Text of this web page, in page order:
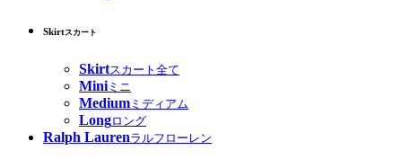
Skirtスカート
Skirtスカート全て
Miniミニ
Medium ミディアム
Longロング
Ralph Laurenラルフローレン